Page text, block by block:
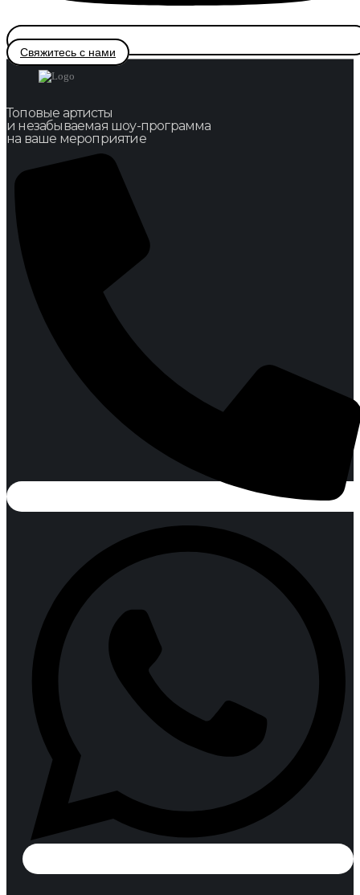
Свяжитесь с нами
Топовые артисты
и незабываемая шоу-программа
на ваше мероприятие